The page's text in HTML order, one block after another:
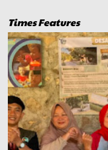
Times Features